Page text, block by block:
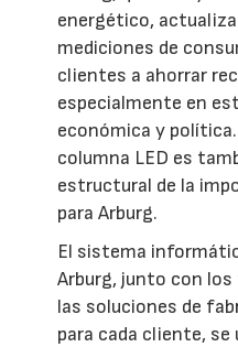
energético,
mediciones de
clientes a ahorrar
especialmente en
económica y
columna LED es
estructural de la
para Arburg.
El sistema
Arburg, junto con
las soluciones de
para cada cliente,